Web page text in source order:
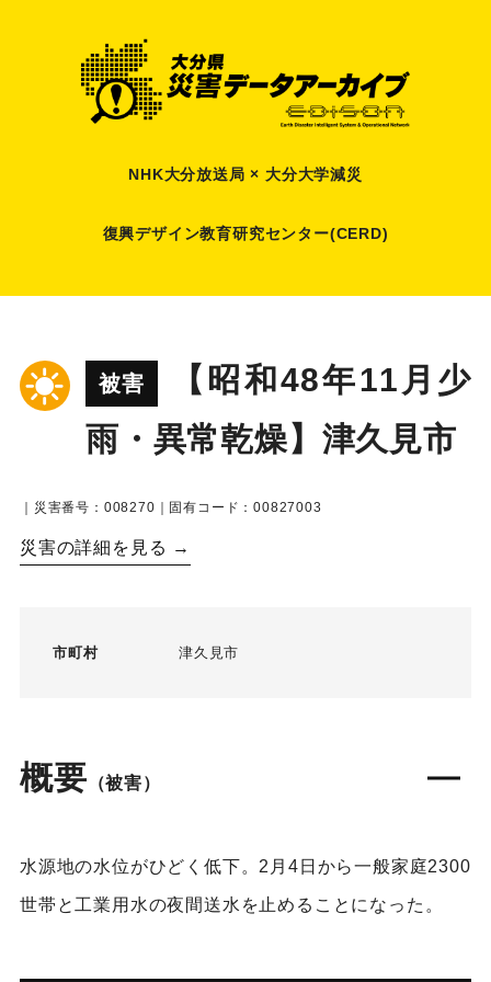
NHK大分放送局 × 大分大学減災
復興デザイン教育研究センター(CERD)
被害
【昭和48年11月少
雨・異常乾燥】津久見市
｜災害番号：008270｜固有コード：00827003
災害の詳細を見る →
市町村 津久見市
概要 （被害）
水源地の水位がひどく低下。2月4日から一般家庭2300
世帯と工業用水の夜間送水を止めることになった。